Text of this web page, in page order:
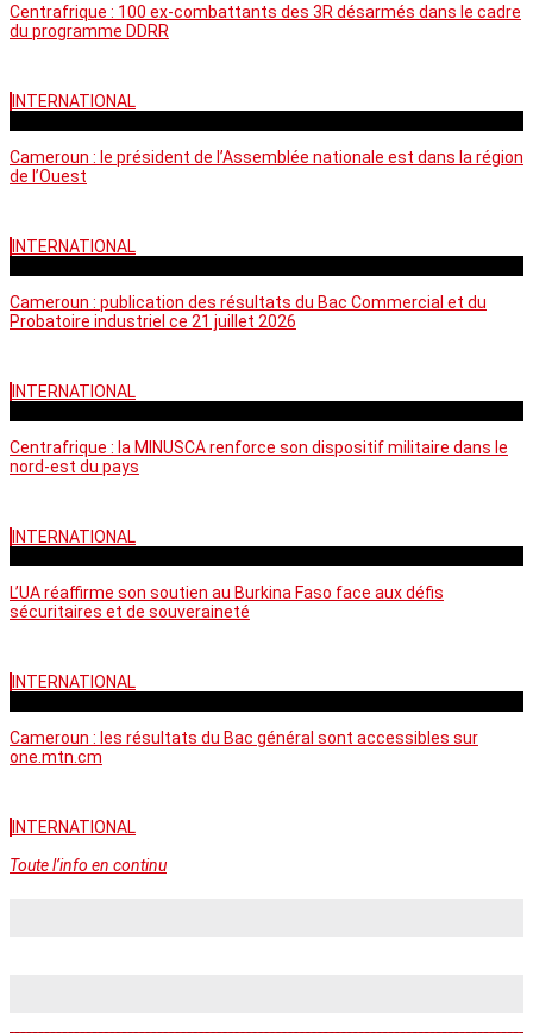
Centrafrique : 100 ex-combattants des 3R désarmés dans le cadre
du programme DDRR
INTERNATIONAL
Cameroun : le président de l’Assemblée nationale est dans la région
de l’Ouest
INTERNATIONAL
Cameroun : publication des résultats du Bac Commercial et du
Probatoire industriel ce 21 juillet 2026
INTERNATIONAL
Centrafrique : la MINUSCA renforce son dispositif militaire dans le
nord-est du pays
INTERNATIONAL
L’UA réaffirme son soutien au Burkina Faso face aux défis
sécuritaires et de souveraineté
INTERNATIONAL
Cameroun : les résultats du Bac général sont accessibles sur
one.mtn.cm
INTERNATIONAL
Toute l’info en continu